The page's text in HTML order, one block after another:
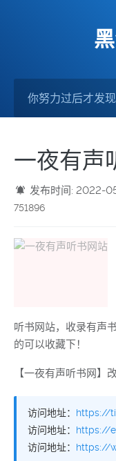
一夜有声
发布时间: 2022-
751896
听书网站，收录有声
的可以收藏下！
【一夜有声听书网】
访问地址： https://
访问地址： https://
访问地址： https://